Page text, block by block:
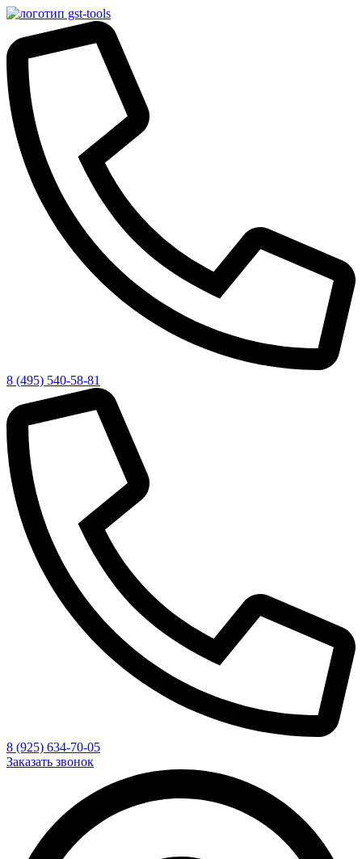
8 (495) 540-58-81
8 (925) 634-70-05
Заказать звонок